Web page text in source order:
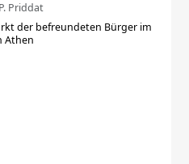
Priddat
der befreundeten Bürger im
Athen